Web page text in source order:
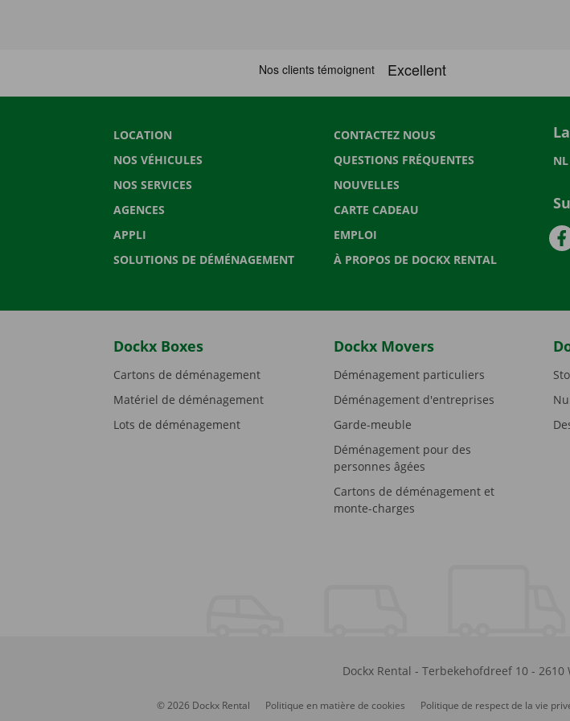
LOCATION
NOS VÉHICULES
NOS SERVICES
AGENCES
APPLI
SOLUTIONS DE DÉMÉNAGEMENT
CONTACTEZ NOUS
QUESTIONS FRÉQUENTES
NOUVELLES
CARTE CADEAU
EMPLOI
À PROPOS DE DOCKX RENTAL
NL
Dockx Boxes
Cartons de déménagement
Matériel de déménagement
Lots de déménagement
Dockx Movers
Déménagement particuliers
Déménagement d'entreprises
Garde-meuble
Déménagement pour des
personnes âgées
Cartons de déménagement et
monte-charges
Dockx Rental - Terbekehofdreef 10- 2610
© 2026 Dockx Rental Politique en matière de cookies Politique de respect de la vie